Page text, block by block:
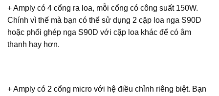
+ Amply có 4 cổng ra loa, mỗi cổng có công suất 150W.
Chính vì thế mà bạn có thể sử dụng 2 cặp loa nga S90D
hoặc phối ghép nga S90D với cặp loa khác để có âm
thanh hay hơn.
+ Amply có 2 cổng micro với hệ điều chỉnh riêng biệt. Bạn